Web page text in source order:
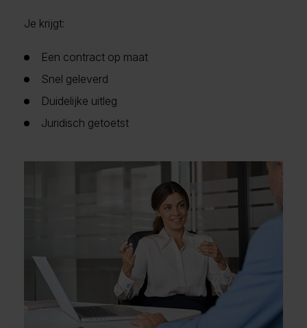
Je krijgt:
Een contract op maat
Snel geleverd
Duidelijke uitleg
Juridisch getoetst